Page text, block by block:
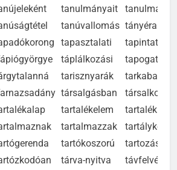
tanulmányait
tanúvallomás tányéralátét
tapasztalati
táplálkozási
tarisznyarák
társalgásban
tartalékelem
tartaléklánc
tartalmazzak
tartálykocsi
tartókoszorú
tárva-nyitva
távfelvételi